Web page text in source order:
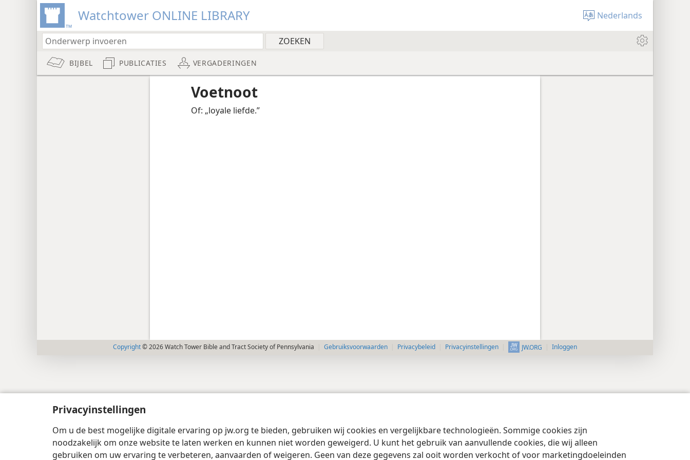
Privacyinstellingen
Om u de best mogelijke digitale ervaring op jw.org te bieden, gebruiken wij cookies en vergelijkbare technologieën. Sommige cookies zijn
noodzakelijk om onze website te laten werken en kunnen niet worden geweigerd. U kunt het gebruik van aanvullende cookies, die wij alleen
gebruiken om uw ervaring te verbeteren, aanvaarden of weigeren. Geen van deze gegevens zal ooit worden verkocht of voor marketingdoeleinden
Watchtower ONLINE LIBRARY Nederlands
BIJBEL PUBLICATIES VERGADERINGEN
Voetnoot
Of: „loyale liefde.”
Copyright© 2026 Watch Tower Bible and Tract Society of Pennsylvania Gebruiksvoorwaarden Privacybeleid Privacyinstellingen JW.ORG Inloggen